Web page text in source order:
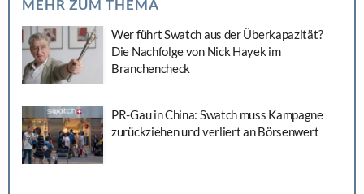
MEHR ZUM THEMA
Wer führt Swatch aus der Überkapazität?
Die Nachfolge von Nick Hayek im
Branchencheck
PR-Gau in China: Swatch muss Kampagne
zurückziehen und verliert an Börsenwert